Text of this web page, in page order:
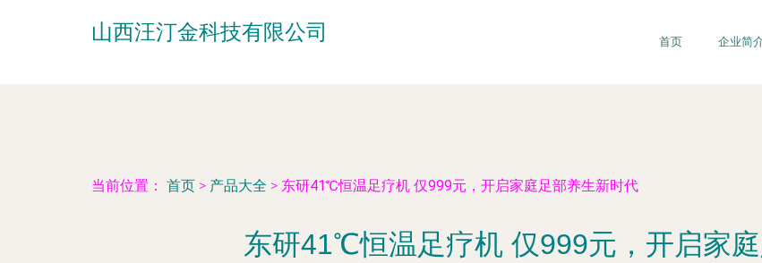
山西汪汀金科技有限公司 首页 企业简
当前位置： 首页 > 产品大全 > 东研41℃恒温足疗机 仅999元，开启家庭足部养生新时代
东研41℃恒温足疗机 仅999元，开启家